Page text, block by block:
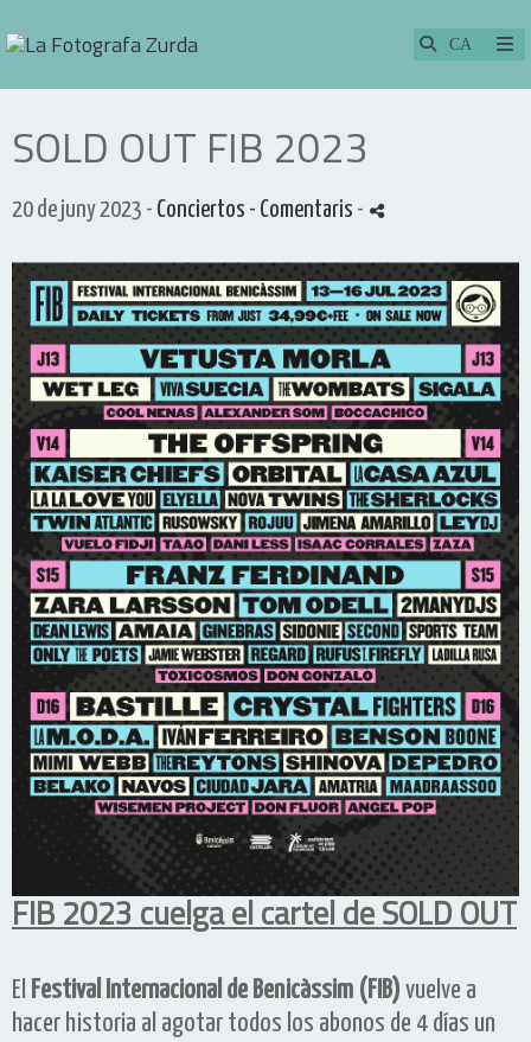
SOLD OUT FIB 2023
20 de juny 2023 - Conciertos - Comentaris -
FIB 2023 cuelga el cartel de SOLD OUT
El Festival Internacional de Benicàssim (FIB) vuelve a
hacer historia al agotar todos los abonos de 4 días un